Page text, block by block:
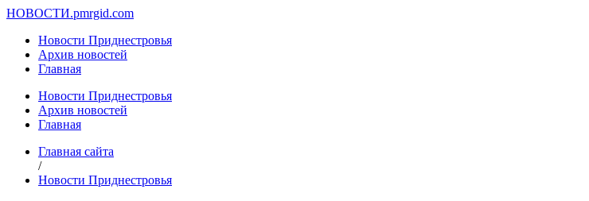
НОВОСТИ.pmrgid.com
Новости Приднестровья
Архив новостей
Главная
Новости Приднестровья
Архив новостей
Главная
Главная сайта
/
Новости Приднестровья